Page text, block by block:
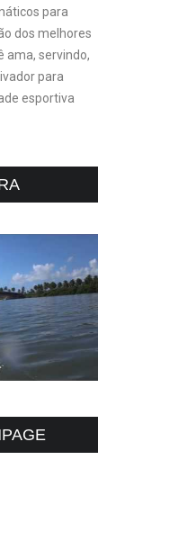
para
dos melhores
ama, servindo,
para
esportiva